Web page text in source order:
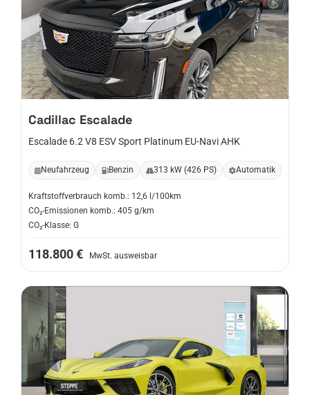
Cadillac Escalade
Escalade 6.2 V8 ESV Sport Platinum EU-Navi AHK
Neufahrzeug Benzin 313 kW (426 PS) Automatik
Kraftstoffverbrauch komb.: 12,6 l/100km
CO₂-Emissionen komb.: 405 g/km
CO₂-Klasse: G
118.800 € MwSt. ausweisbar